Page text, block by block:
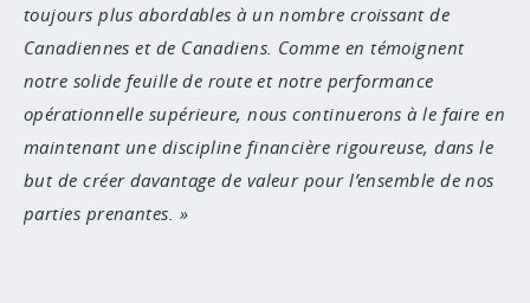
toujours plus abordables à un nombre croissant de
Canadiennes et de Canadiens. Comme en témoignent
notre solide feuille de route et notre performance
opérationnelle supérieure, nous continuerons à le faire en
maintenant une discipline financière rigoureuse, dans le
but de créer davantage de valeur pour l’ensemble de nos
parties prenantes.